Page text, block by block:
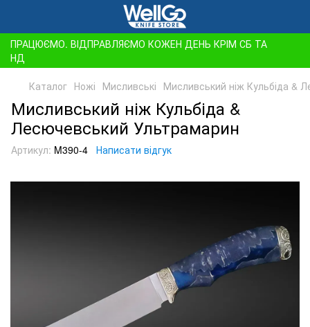
ПРАЦЮЄМО. ВІДПРАВЛЯЄМО КОЖЕН ДЕНЬ КРІМ СБ ТА
НД
Каталог Ножі Мисливські Мисливський ніж Кульбіда &
Мисливський ніж Кульбіда &
Лесючевський Ультрамарин
Артикул: M390-4 Написати відгук